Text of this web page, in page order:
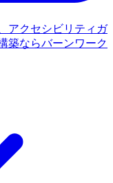
アクセシビリティガ
築ならバーンワーク